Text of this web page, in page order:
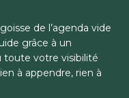
de l’agenda vide
grâce à un
votre visibilité
à appendre, rien à